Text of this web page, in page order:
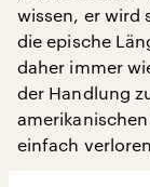
wissen, er wird
die epische
daher immer
der Handlung
einfach